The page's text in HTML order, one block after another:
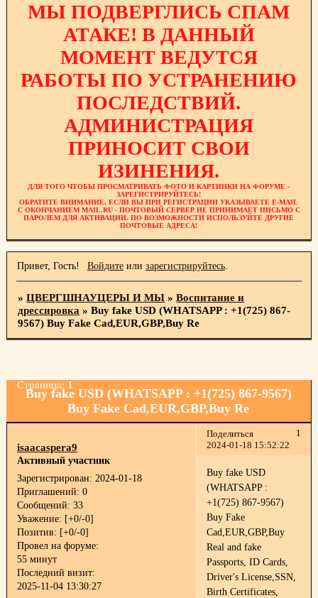
МЫ ПОДВЕРГЛИСЬ СПАМ
АТАКЕ! В ДАННЫЙ
МОМЕНТ ВЕДУТСЯ
РАБОТЫ ПО УСТРАНЕНИЮ
ПОСЛЕДСТВИЙ.
АДМИНИСТРАЦИЯ
ПРИНОСИТ СВОИ
ИЗИНЕНИЯ.
ДЛЯ ТОГО ЧТОБЫ ПРОСМАТРИВАТЬ ФОТО И КАРТИНКИ НА ФОРУМЕ -
ЗАРЕГИСТРИРУЙТЕСЬ!
ОБРАТИТЕ ВНИМАНИЕ, ЕСЛИ ВЫ ПРИ РЕГИСТРАЦИИ УКАЗЫВАЕТЕ E-MAIL
С ОКОНЧАНИЕМ MAIL.RU - ПОЧТОВЫЙ СЕРВЕР НЕ ПРИНИМАЕТ ПИСЬМО С
ПАРОЛЕМ ДЛЯ АКТИВАЦИИ. ПО ВОЗМОЖНОСТИ ИСПОЛЬЗУЙТЕ ДРУГИЕ
ПОЧТОВЫЕ АДРЕСА!
Привет, Гость! Войдитеили зарегистрируйтесь.
»ЦВЕРГШНАУЦЕРЫ И МЫ »Воспитание и
дрессировка »Buy fake USD (WHATSAPP : +1(725) 867-
9567) Buy Fake Cad,EUR,GBP,Buy Re
Buy fake USD (WHATSAPP : +1(725) 867-9567)
Buy Fake Cad,EUR,GBP,Buy Re
Страница: 1
Поделиться
1
2024-01-18 15:52:22
isaacaspera9
Активный участник
Зарегистрирован: 2024-01-18
Приглашений: 0
Сообщений: 33
Уважение: [+0/-0]
Позитив: [+0/-0]
Провел на форуме:
55 минут
Последний визит:
2025-11-04 13:30:27
Buy fake USD
(WHATSAPP :
+1(725) 867-9567)
Buy Fake
Cad,EUR,GBP,Buy
Real and fake
Passports, ID Cards,
Driver's License,SSN,
Birth Certificates,